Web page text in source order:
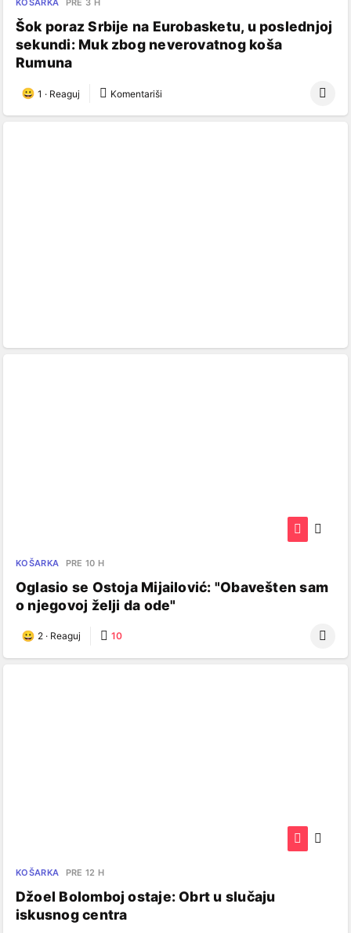
KOŠARKA PRE 3 H
Šok poraz Srbije na Eurobasketu, u poslednjoj
sekundi: Muk zbog neverovatnog koša
Rumuna
1 · Reaguj Komentariši
KOŠARKA PRE 10 H
Oglasio se Ostoja Mijailović: "Obavešten sam
o njegovoj želji da ode"
2 · Reaguj 10
KOŠARKA PRE 12 H
Džoel Bolomboj ostaje: Obrt u slučaju
iskusnog centra